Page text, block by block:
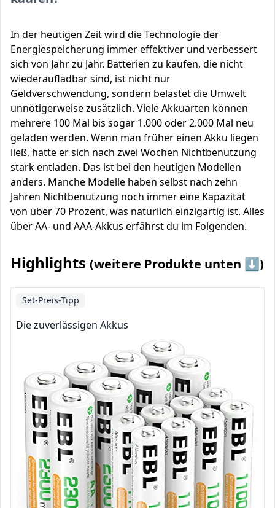
In der heutigen Zeit wird die Technologie der
Energiespeicherung immer effektiver und verbessert
sich von Jahr zu Jahr. Batterien zu kaufen, die nicht
wiederaufladbar sind, ist nicht nur
Geldverschwendung, sondern belastet die Umwelt
unnötigerweise zusätzlich. Viele Akkuarten können
mehrere 100 Mal bis sogar 1.000 oder 2.000 Mal neu
geladen werden. Wenn man früher einen Akku liegen
ließ, hatte er sich nach zwei Wochen Nichtbenutzung
stark entladen. Das ist bei den heutigen Modellen
anders. Manche Modelle haben selbst nach zehn
Jahren Nichtbenutzung noch immer eine Kapazität
von über 70 Prozent, was natürlich einzigartig ist. Alles
über AA- und AAA-Akkus erfährst du im Folgenden.
Highlights (weitere Produkte unten ⬇️)
Set-Preis-Tipp
Die zuverlässigen Akkus